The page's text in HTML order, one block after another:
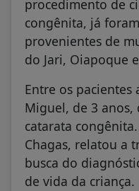
procedimento de
congênita, já
provenientes de
do Jari, Oiapoque
Entre os pacientes
Miguel, de 3 anos,
catarata
Chagas, relatou a
busca do
de vida da criança.